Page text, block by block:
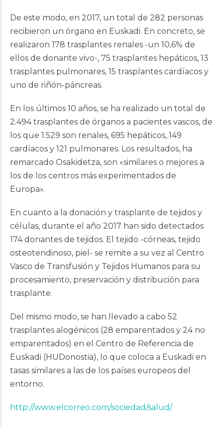
De este modo, en 2017, un total de 282 personas
recibieron un órgano en Euskadi. En concreto, se
realizaron 178 trasplantes renales -un 10,6% de
ellos de donante vivo-, 75 trasplantes hepáticos, 13
trasplantes pulmonares, 15 trasplantes cardíacos y
uno de riñón-páncreas.
En los últimos 10 años, se ha realizado un total de
2.494 trasplantes de órganos a pacientes vascos, de
los que 1.529 son renales, 695 hepáticos, 149
cardíacos y 121 pulmonares. Los resultados, ha
remarcado Osakidetza, son «similares o mejores a
los de los centros más experimentados de
Europa».
En cuanto a la donación y trasplante de tejidos y
células, durante el año 2017 han sido detectados
174 donantes de tejidos. El tejido -córneas, tejido
osteotendinoso, piel- se remite a su vez al Centro
Vasco de Transfusión y Tejidos Humanos para su
procesamiento, preservación y distribución para
trasplante.
Del mismo modo, se han llevado a cabo 52
trasplantes alogénicos (28 emparentados y 24 no
emparentados) en el Centro de Referencia de
Euskadi (HUDonostia), lo que coloca a Euskadi en
tasas similares a las de los países europeos del
entorno.
http://www.elcorreo.com/sociedad/salud/